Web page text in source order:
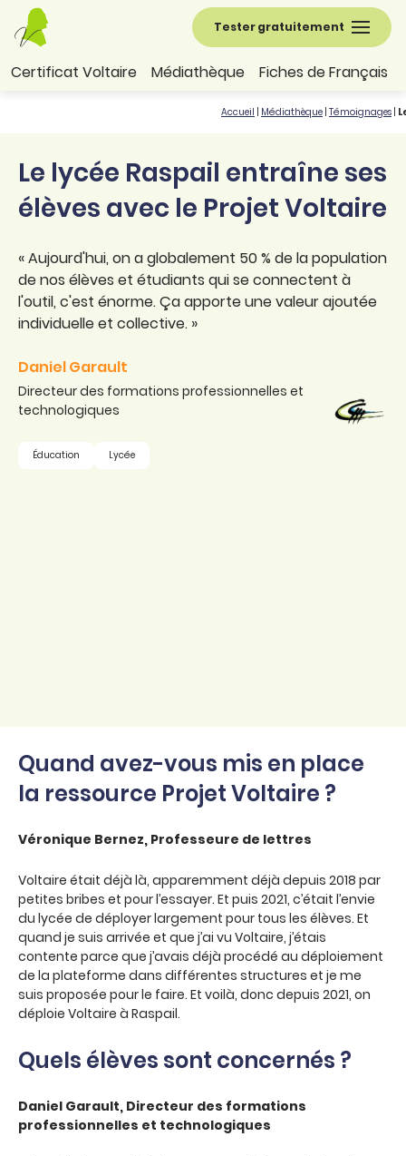
Tester gratuitement
Certificat Voltaire Médiathèque Fiches de Français
Accueil Médiathèque Témoignages
Le lycée Raspail entraîne ses
élèves avec le Projet Voltaire
« Aujourd'hui, on a globalement 50 % de la population
de nos élèves et étudiants qui se connectent à
l'outil, c'est énorme. Ça apporte une valeur ajoutée
individuelle et collective. »
Daniel Garault
Directeur des formations professionnelles et
technologiques
Éducation Lycée
Quand avez-vous mis en place
la ressource Projet Voltaire ?
Véronique Bernez, Professeure de lettres
Voltaire était déjà là, apparemment déjà depuis 2018 par
petites bribes et pour l’essayer. Et puis 2021, c’était l’envie
du lycée de déployer largement pour tous les élèves. Et
quand je suis arrivée et que j’ai vu Voltaire, j’étais
contente parce que j’avais déjà procédé au déploiement
de la plateforme dans différentes structures et je me
suis proposée pour le faire. Et voilà, donc depuis 2021, on
déploie Voltaire à Raspail.
Quels élèves sont concernés ?
Daniel Garault, Directeur des formations
professionnelles et technologiques